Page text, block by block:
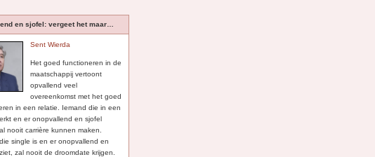
en sjofel: vergeet het maar…
Sent Wierda
Het goed functioneren in de
maatschappij vertoont
opvallend veel
overeenkomst met het goed
in een relatie. Iemand die in een
en er onopvallend en sjofel
nooit carrière kunnen maken.
single is en er onopvallend en
zal nooit de droomdate krijgen.